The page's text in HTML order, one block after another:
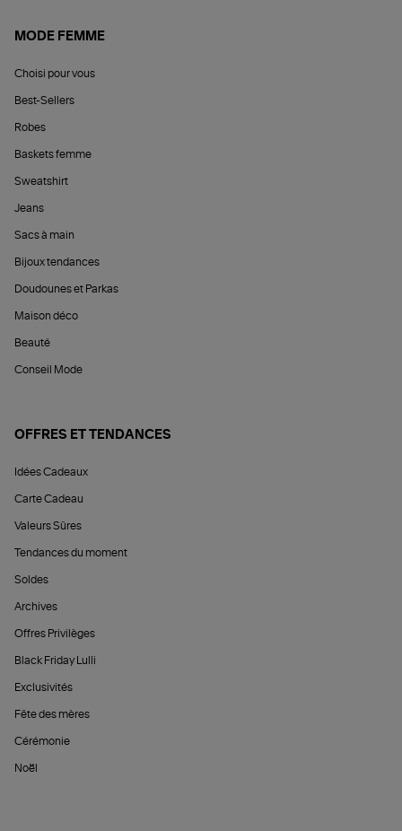
MODE FEMME
Choisi pour vous
Best-Sellers
Robes
Baskets femme
Sweatshirt
Jeans
Sacs à main
Bijoux tendances
Doudounes et Parkas
Maison déco
Beauté
Conseil Mode
OFFRES ET TENDANCES
Idées Cadeaux
Carte Cadeau
Valeurs Sûres
Tendances du moment
Soldes
Archives
Offres Privilèges
Black Friday Lulli
Exclusivités
Fête des mères
Cérémonie
Noël